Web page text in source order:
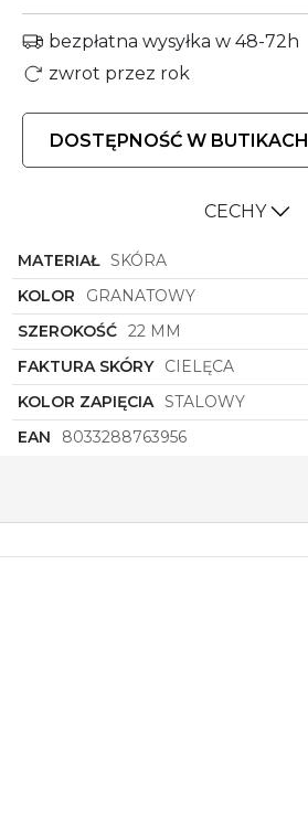
bezpłatna wysyłka w 48-72h
zwrot przez rok
DOSTĘPNOŚĆ W BUTIKACH
CECHY
MATERIAŁ SKÓRA
KOLOR
GRANATOWY
SZEROKOŚĆ 22 MM
FAKTURA SKÓRY CIELĘCA
KOLOR ZAPIĘCIA STALOWY
EAN
8033288763956